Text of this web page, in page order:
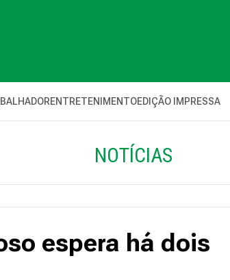
ENTRETENIMENTOEDIÇÃO IMPRESSA
NOTÍCIAS
espera há dois